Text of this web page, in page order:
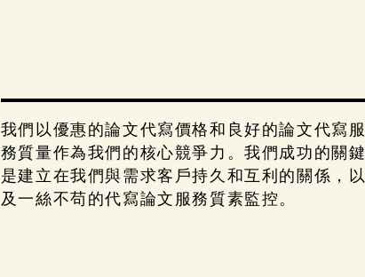
我們以優惠的論文代寫價格和良好的論文代寫服
務質量作為我們的核心競爭力。我們成功的關鍵
是建立在我們與需求客戶持久和互利的關係，以
及一絲不苟的代寫論文服務質素監控。